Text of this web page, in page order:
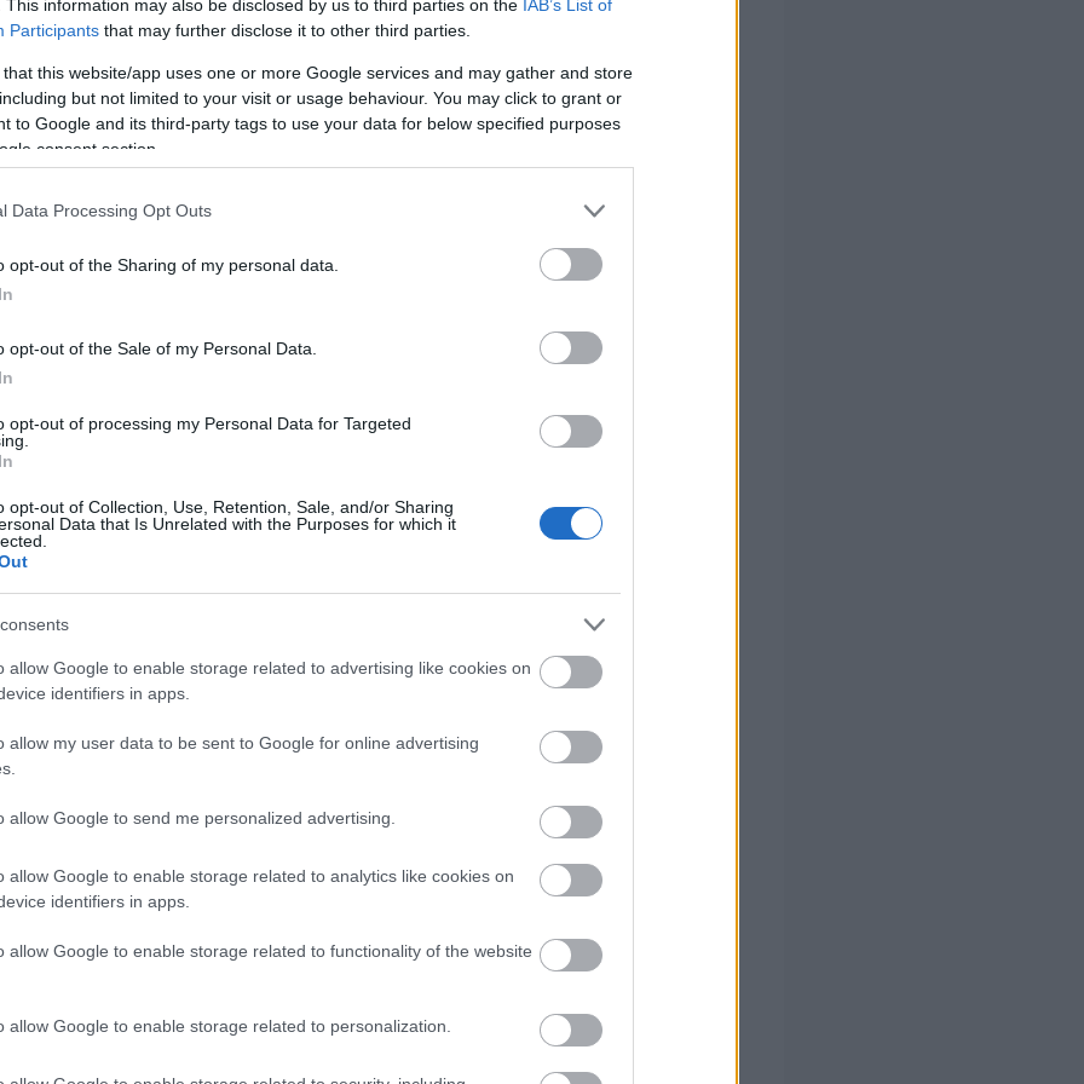
This information may also be disclosed by us to third parties on the IAB’s List of
Participants that may further disclose it to other third parties.
that this website/app uses one or more Google services and may gather and store
but not limited to your visit or usage behaviour. You may click to grant or
to Google and its third-party tags to use your data for below specified purposes
consent section.
Data Processing Opt Outs
opt-out of the Sharing of my personal data.
opt-out of the Sale of my Personal Data.
opt-out of processing my Personal Data for Targeted
opt-out of Collection, Use, Retention, Sale, and/or Sharing
Data that Is Unrelated with the Purposes for which it
allow Google to enable storage related to advertising like cookies on
identifiers in apps.
allow my user data to be sent to Google for online advertising
allow Google to send me personalized advertising.
allow Google to enable storage related to analytics like cookies on
identifiers in apps.
allow Google to enable storage related to functionality of the website
allow Google to enable storage related to personalization.
τηνκατοικίατους.
το σπίτι μου»απευθύνεταισε περίπου 20.000 πολίτες
να κάνουν κάποιες εργασίες όπως το να αντικαταστήσουν
κλιματιστικά ή ηλιακό θερμοσίφωνα.
για το πρόγραμμα «Αναβαθμίζω το σπίτι μου»
κάποιος στο πρόγραμμα:
να υποβάλλει αίτηση στη σχετική πλατφόρμα.
αγοράς προκειμένου να μπορέσει να πάρει το άτοκο δάνειο.
υποβάλλεται μια αίτηση ανά ΑΦΜ και για ένα ακίνητο.
κατοικία
που επιθυμεί να λάβει μέρος στο «Αναβαθμίζω το σπίτι μου» θα
πως η δευτερεύουσα κατοικία του δεν θα πρέπει να είναι
σε κάποιον άλλον. Και το άτοκο δάνειο χορηγείται μόνο για
(εσωτερική/εξωτερική)